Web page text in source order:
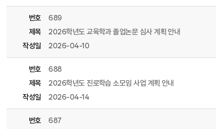
번호
689
제목
2026학년도 교육학과 졸업논문 심사 계획 안내
작성일
2026-04-10
번호
688
제목
2026학년도 진로학습 소모임 사업 계획 안내
작성일
2026-04-14
번호
687